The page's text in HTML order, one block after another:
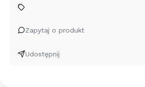
Zapytaj o produkt
Udostępnij